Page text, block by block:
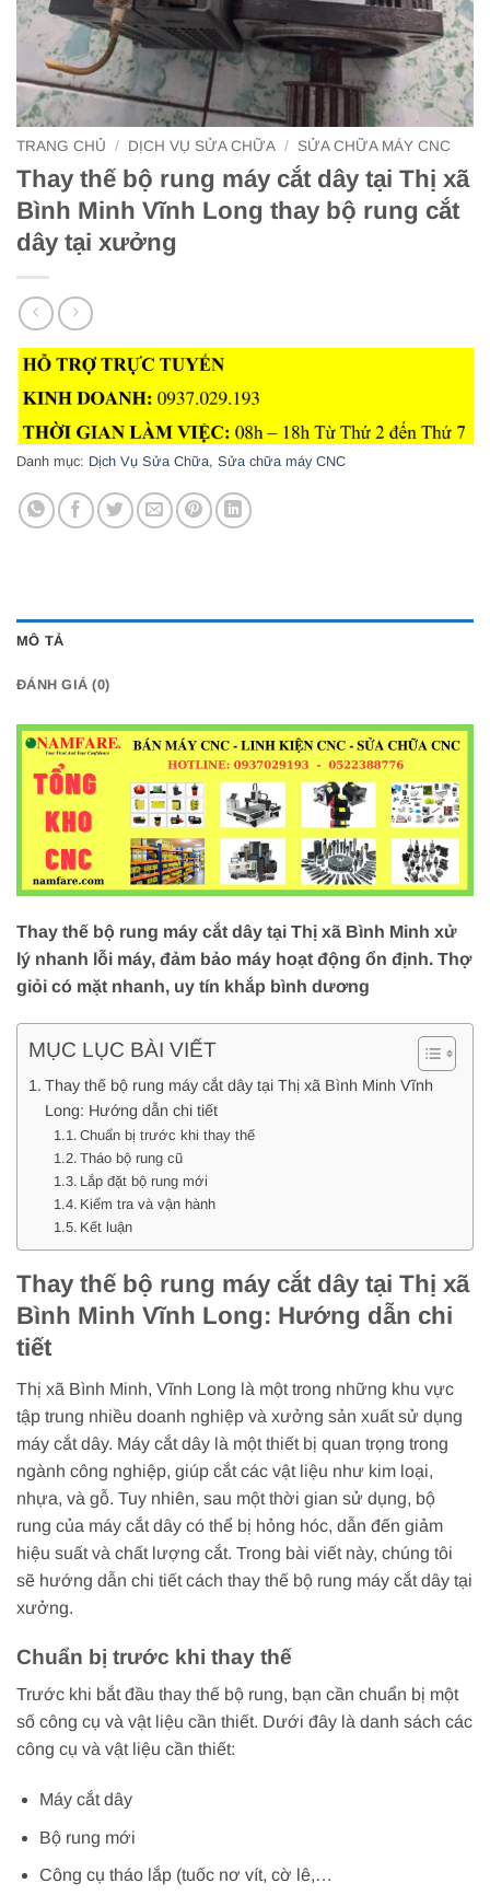
TRANG CHỦ / DỊCH VỤ SỬA CHỮA / SỬA CHỮA MÁY CNC
Thay thế bộ rung máy cắt dây tại Thị xã
Bình Minh Vĩnh Long thay bộ rung cắt
dây tại xưởng
Danh mục: Dịch Vụ Sửa Chữa, Sửa chữa máy CNC
MÔ TẢ
ĐÁNH GIÁ (0)
Thay thế bộ rung máy cắt dây tại Thị xã Bình Minh xử
lý nhanh lỗi máy, đảm bảo máy hoạt động ổn định. Thợ
giỏi có mặt nhanh, uy tín khắp bình dương
MỤC LỤC BÀI VIẾT
Thay thế bộ rung máy cắt dây tại Thị xã Bình Minh Vĩnh
Long: Hướng dẫn chi tiết
Chuẩn bị trước khi thay thế
Tháo bộ rung cũ
Lắp đặt bộ rung mới
Kiểm tra và vận hành
Kết luận
Thay thế bộ rung máy cắt dây tại Thị xã
Bình Minh Vĩnh Long: Hướng dẫn chi
tiết
Thị xã Bình Minh, Vĩnh Long là một trong những khu vực
tập trung nhiều doanh nghiệp và xưởng sản xuất sử dụng
máy cắt dây. Máy cắt dây là một thiết bị quan trọng trong
ngành công nghiệp, giúp cắt các vật liệu như kim loại,
nhựa, và gỗ. Tuy nhiên, sau một thời gian sử dụng, bộ
rung của máy cắt dây có thể bị hỏng hóc, dẫn đến giảm
hiệu suất và chất lượng cắt. Trong bài viết này, chúng tôi
sẽ hướng dẫn chi tiết cách thay thế bộ rung máy cắt dây tại
xưởng.
Chuẩn bị trước khi thay thế
Trước khi bắt đầu thay thế bộ rung, bạn cần chuẩn bị một
số công cụ và vật liệu cần thiết. Dưới đây là danh sách các
công cụ và vật liệu cần thiết:
Máy cắt dây
Bộ rung mới
Công cụ tháo lắp (tuốc nơ vít, cờ lê,…